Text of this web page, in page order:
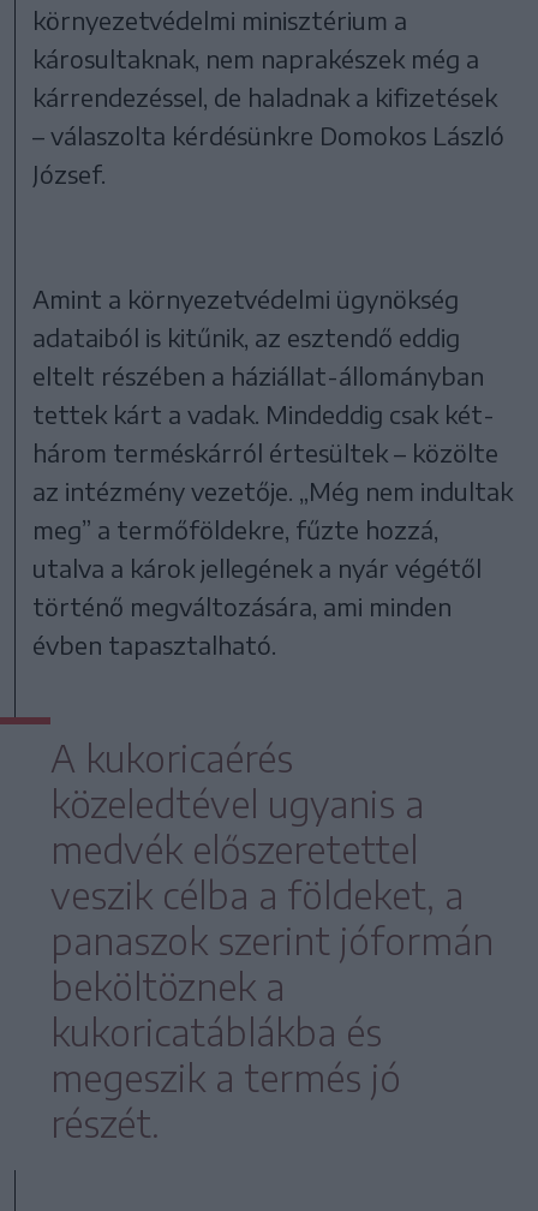
környezetvédelmi minisztérium a
károsultaknak, nem naprakészek még a
kárrendezéssel, de haladnak a kifizetések
– válaszolta kérdésünkre Domokos László
József.
Amint a környezetvédelmi ügynökség
adataiból is kitűnik, az esztendő eddig
eltelt részében a háziállat-állományban
tettek kárt a vadak. Mindeddig csak két-
három terméskárról értesültek – közölte
az intézmény vezetője. „Még nem indultak
meg” a termőföldekre, fűzte hozzá,
utalva a károk jellegének a nyár végétől
történő megváltozására, ami minden
évben tapasztalható.
A kukoricaérés
közeledtével ugyanis a
medvék előszeretettel
veszik célba a földeket, a
panaszok szerint jóformán
beköltöznek a
kukoricatáblákba és
megeszik a termés jó
részét.